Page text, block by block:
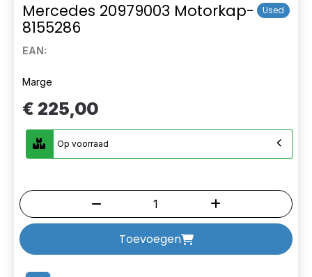
Mercedes 20979003 Motorkap-
8155286
Used
EAN:
Marge
€ 225,00
Op voorraad
Toevoegen